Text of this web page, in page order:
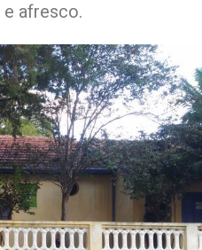
afresco.